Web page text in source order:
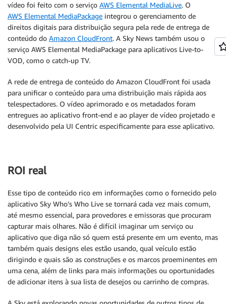
vídeo foi feito com o serviço AWS Elemental MediaLive. O
AWS Elemental MediaPackage integrou o gerenciamento de
direitos digitais para distribuição segura pela rede de entrega de
conteúdo do Amazon CloudFront. A Sky News também usou o
serviço AWS Elemental MediaPackage para aplicativos Live-to-
VOD, como o catch‑up TV.
A rede de entrega de conteúdo do Amazon CloudFront foi usada
para unificar o conteúdo para uma distribuição mais rápida aos
telespectadores. O vídeo aprimorado e os metadados foram
entregues ao aplicativo front-end e ao player de vídeo projetado e
desenvolvido pela UI Centric especificamente para esse aplicativo.
ROI real
Esse tipo de conteúdo rico em informações como o fornecido pelo
aplicativo Sky Who’s Who Live se tornará cada vez mais comum,
até mesmo essencial, para provedores e emissoras que procuram
capturar mais olhares. Não é difícil imaginar um serviço ou
aplicativo que diga não só quem está presente em um evento, mas
também quais designs eles estão usando, qual veículo estão
dirigindo e quais são as construções e os marcos proeminentes em
uma cena, além de links para mais informações ou oportunidades
de adicionar itens à sua lista de desejos ou carrinho de compras.